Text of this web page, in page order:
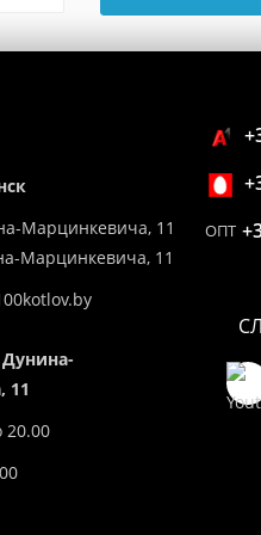
Марцинкевича, 11
Марцинкевича, 11
11
20.00
ОПТ